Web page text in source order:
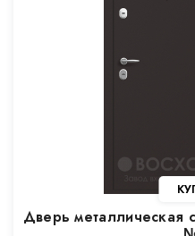
Дверь металлическая